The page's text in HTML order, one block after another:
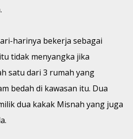
harinya bekerja sebagai
tidak menyangka jika
satu dari 3 rumah yang
bedah di kawasan itu. Dua
dua kakak Misnah yang juga